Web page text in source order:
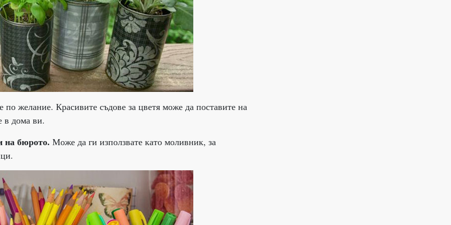
по желание. Красивите съдове за цветя може да поставите на
в дома ви.
на бюрото. Може да ги използвате като моливник, за